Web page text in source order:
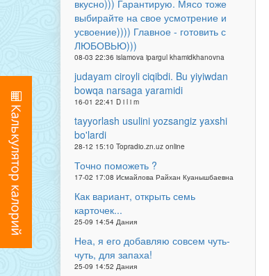
вкусно))) Гарантирую. Мясо тоже
выбирайте на свое усмотрение и
усвоение)))) Главное - готовить с
ЛЮБОВЬЮ)))
08-03 22:36 islamova ipargul khamidkhanovna
judayam ciroyli ciqibdi. Bu yiyiwdan
bowqa narsaga yaramidi
16-01 22:41 D i l i m
tayyorlash usulini yozsangiz yaxshi
bo'lardi
28-12 15:10 Topradio.zn.uz online
Точно поможеть ?
17-02 17:08 Исмайлова Райхан Куанышбаевна
Как вариант, открыть семь
карточек...
25-09 14:54 Дания
Неа, я его добавляю совсем чуть-
чуть, для запаха!
25-09 14:52 Дания